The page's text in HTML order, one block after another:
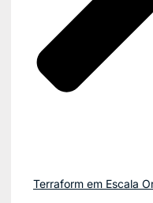
Terraform em Escala